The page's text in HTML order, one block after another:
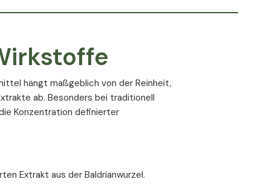
hängt maßgeblich von der Reinheit,
ab. Besonders bei traditionell
Konzentration definierter
Extrakt aus der Baldrianwurzel.